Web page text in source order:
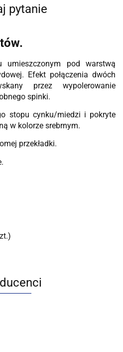
pytanie
pod warstwą
Efekt połączenia dwóch
przez wypolerowanie
spinki.
stopu cynku/miedzi i pokryte
w kolorze srebrnym.
przekładki.